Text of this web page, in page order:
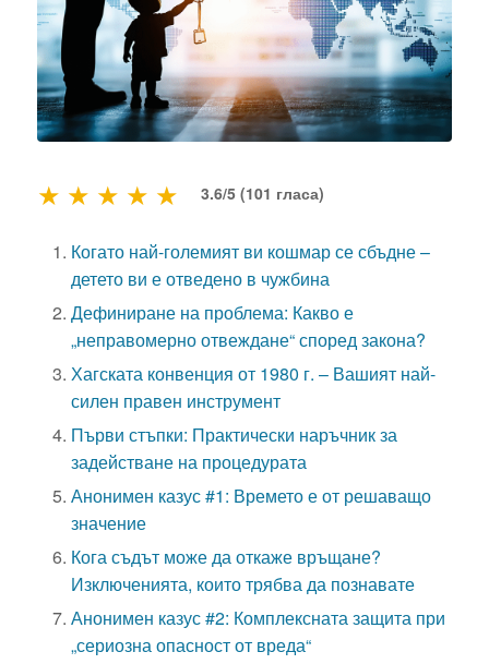
★
★
★
★
★ 3.6/5 (101 гласа)
Когато най-големият ви кошмар се сбъдне –
детето ви е отведено в чужбина
Дефиниране на проблема: Какво е
„неправомерно отвеждане“ според закона?
Хагската конвенция от 1980 г. – Вашият най-
силен правен инструмент
Първи стъпки: Практически наръчник за
задействане на процедурата
Анонимен казус #1: Времето е от решаващо
значение
Кога съдът може да откаже връщане?
Изключенията, които трябва да познавате
Анонимен казус #2: Комплексната защита при
„сериозна опасност от вреда“